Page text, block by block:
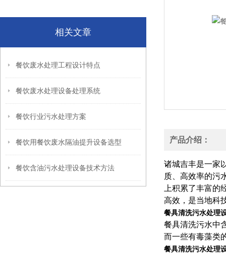
相关文章
餐饮废水处理工程设计特点
​餐饮废水处理设备处理系统
餐饮行业污水处理方案
餐饮用餐饮废水隔油提升设备选型
餐饮含油污水处理设备技术方法
产品介绍：
诸城吉丰是一家
质、高效率的污
上积累了丰富
高效，是当地科
餐具清洗污水处理
餐具清洗污水中
而一些有毒藻类
餐具清洗污水处理